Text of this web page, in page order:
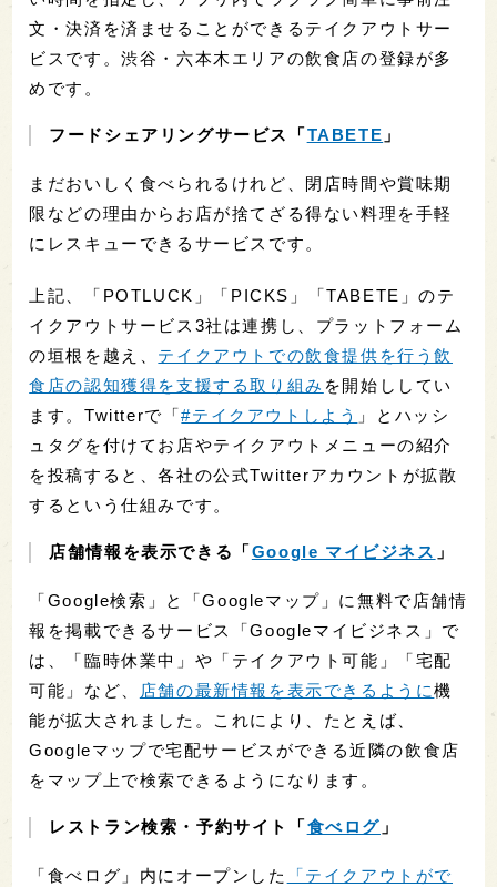
文・決済を済ませることができるテイクアウトサー
ビスです。渋谷・六本木エリアの飲食店の登録が多
めです。
フードシェアリングサービス「 TABETE 」
まだおいしく食べられるけれど、閉店時間や賞味期
限などの理由からお店が捨てざる得ない料理を手軽
にレスキューできるサービスです。
上記、「POTLUCK」「PICKS」「TABETE」のテ
イクアウトサービス3社は連携し、プラットフォーム
の垣根を越え、 テイクアウトでの飲食提供を行う飲
食店の認知獲得を支援する取り組み を開始ししてい
ます。Twitterで「#テイクアウトしよう 」とハッシ
ュタグを付けてお店やテイクアウトメニューの紹介
を投稿すると、各社の公式Twitterアカウントが拡散
するという仕組みです。
店舗情報を表示できる「 Google マイビジネス 」
「Google検索」と「Googleマップ」に無料で店舗情
報を掲載できるサービス「Googleマイビジネス」で
は、「臨時休業中」や「テイクアウト可能」「宅配
可能」など、 店舗の最新情報を表示できるように機
能が拡大されました。これにより、たとえば、
Googleマップで宅配サービスができる近隣の飲食店
をマップ上で検索できるようになります。
レストラン検索・予約サイト「 食べログ 」
「食べログ」内にオープンした
「テイクアウトがで